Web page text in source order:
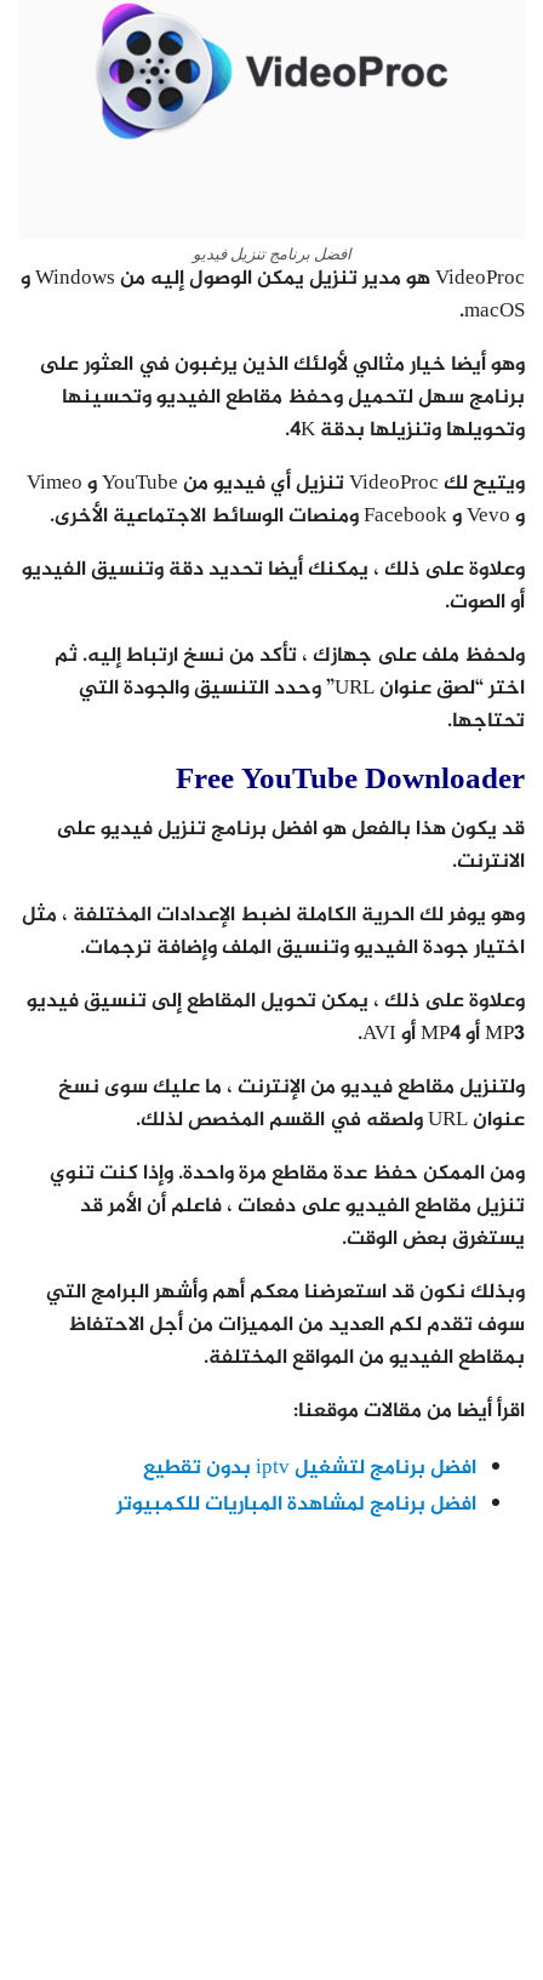
افضل برنامج تنزيل فيديو
VideoProc هو مدير تنزيل يمكن الوصول إليه من Windows و
macOS.
وهو أيضا خيار مثالي لأولئك الذين يرغبون في العثور على
برنامج سهل لتحميل وحفظ مقاطع الفيديو وتحسينها
وتحويلها وتنزيلها بدقة 4K.
ويتيح لك VideoProc تنزيل أي فيديو من YouTube و Vimeo
و Vevo و Facebook ومنصات الوسائط الاجتماعية الأخرى.
وعلاوة على ذلك ، يمكنك أيضا تحديد دقة وتنسيق الفيديو
أو الصوت.
ولحفظ ملف على جهازك ، تأكد من نسخ ارتباط إليه. ثم
اختر “لصق عنوان URL” وحدد التنسيق والجودة التي
تحتاجها.
Free YouTube Downloader
قد يكون هذا بالفعل هو افضل برنامج تنزيل فيديو على
الانترنت.
وهو يوفر لك الحرية الكاملة لضبط الإعدادات المختلفة ، مثل
اختيار جودة الفيديو وتنسيق الملف وإضافة ترجمات.
وعلاوة على ذلك ، يمكن تحويل المقاطع إلى تنسيق فيديو
MP3 أو MP4 أو AVI.
ولتنزيل مقاطع فيديو من الإنترنت ، ما عليك سوى نسخ
عنوان URL ولصقه في القسم المخصص لذلك.
ومن الممكن حفظ عدة مقاطع مرة واحدة. وإذا كنت تنوي
تنزيل مقاطع الفيديو على دفعات ، فاعلم أن الأمر قد
يستغرق بعض الوقت.
وبذلك نكون قد استعرضنا معكم أهم وأشهر البرامج التي
سوف تقدم لكم العديد من المميزات من أجل الاحتفاظ
بمقاطع الفيديو من المواقع المختلفة.
اقرأ أيضا من مقالات موقعنا:
افضل برنامج لتشغيل iptv بدون تقطيع
افضل برنامج لمشاهدة المباريات للكمبيوتر